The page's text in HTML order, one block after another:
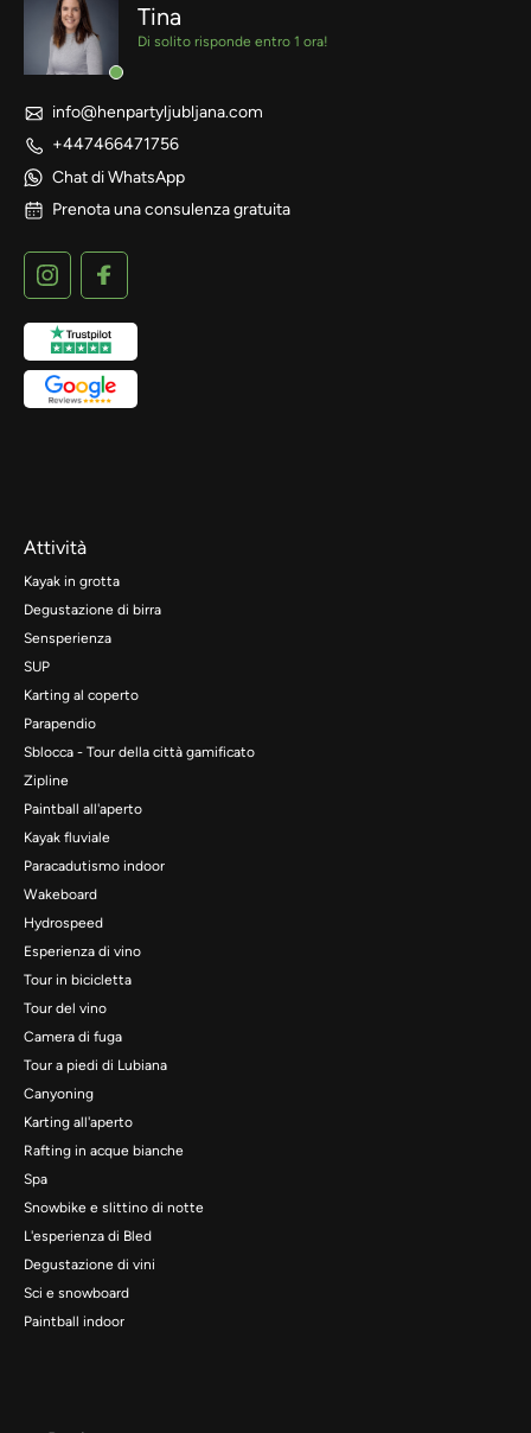
Tina
Di solito risponde entro 1 ora!
info@henpartyljubljana.com
+447466471756
Chat di WhatsApp
Prenota una consulenza gratuita
Attività
Kayak in grotta
Degustazione di birra
Sensperienza
SUP
Karting al coperto
Parapendio
Sblocca - Tour della città gamificato
Zipline
Paintball all'aperto
Kayak fluviale
Paracadutismo indoor
Wakeboard
Hydrospeed
Esperienza di vino
Tour in bicicletta
Tour del vino
Camera di fuga
Tour a piedi di Lubiana
Canyoning
Karting all'aperto
Rafting in acque bianche
Spa
Snowbike e slittino di notte
L'esperienza di Bled
Degustazione di vini
Sci e snowboard
Paintball indoor